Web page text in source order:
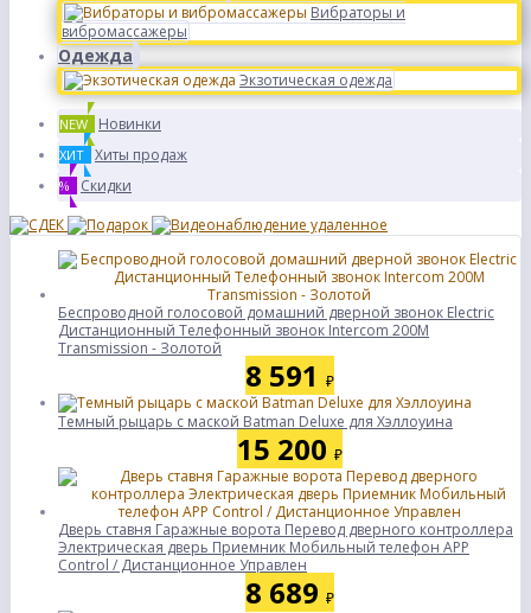
Вибраторы и
вибромассажеры
Одежда
Экзотическая одежда
NEW Новинки
ХИТ Хиты продаж
% Скидки
Беспроводной голосовой домашний дверной звонок Electric
Дистанционный Телефонный звонок Intercom 200M
Transmission - Золотой
8 591 ₽
Темный рыцарь с маской Batman Deluxe для Хэллоуина
15 200 ₽
Дверь ставня Гаражные ворота Перевод дверного контроллера
Электрическая дверь Приемник Мобильный телефон APP
Control / Дистанционное Управлен
8 689 ₽